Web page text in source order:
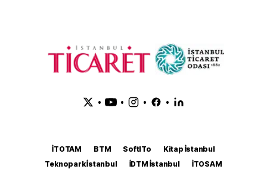
• • • •
İTOTAM BTM SoftITo
Kitap İstanbul
Teknopark İstanbul
İDTM İstanbul
İTOSAM